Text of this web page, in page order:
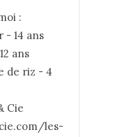
:
- 14 ans
ans
de riz - 4
Cie
les-